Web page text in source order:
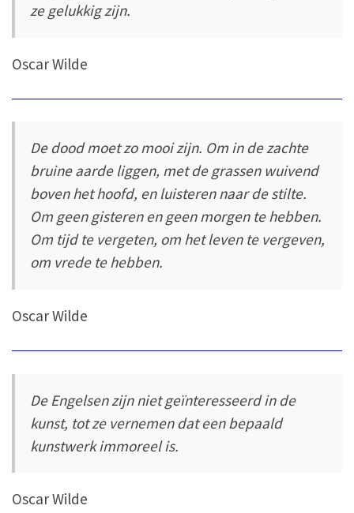
ze gelukkig zijn.
Oscar Wilde
De dood moet zo mooi zijn. Om in de zachte
bruine aarde liggen, met de grassen wuivend
boven het hoofd, en luisteren naar de stilte.
Om geen gisteren en geen morgen te hebben.
Om tijd te vergeten, om het leven te vergeven,
om vrede te hebben.
Oscar Wilde
De Engelsen zijn niet geïnteresseerd in de
kunst, tot ze vernemen dat een bepaald
kunstwerk immoreel is.
Oscar Wilde